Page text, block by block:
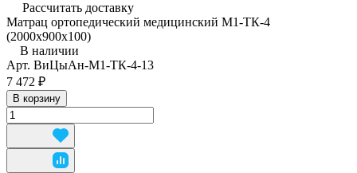
Рассчитать доставку
Матрац ортопедический медицинский М1-ТК-4
(2000x900x100)
В наличии
Арт. ВиЦыАн-М1-ТК-4-13
7 472 ₽
В корзину